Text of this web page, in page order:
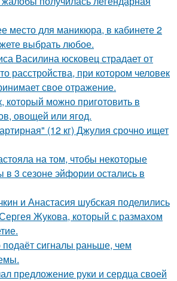
место для маникюра, в кабинете 2
выбрать любое.
Василина юсковец страдает от
расстройства, при котором человек
свое отражение.
который можно приготовить в
овощей или ягод.
(12 кг) Джулия срочно ищет
на том, чтобы некоторые
в 3 сезоне эйфории остались в
и Анастасия шубская поделились
Жукова, который с размахом
подаёт сигналы раньше, чем
предложение руки и сердца своей